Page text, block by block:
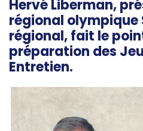
Hervé Liberman,
régional olympique
régional, fait le
préparation des
Entretien.